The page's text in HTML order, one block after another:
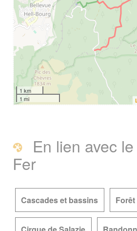
1 km
1 mi
En lien avec
Fer
Cascades et bassins